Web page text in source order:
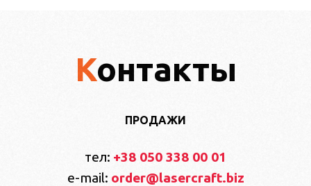
Контакты
ПРОДАЖИ
тел: +38 050 338 00 01
e-mail: order@lasercraft.biz